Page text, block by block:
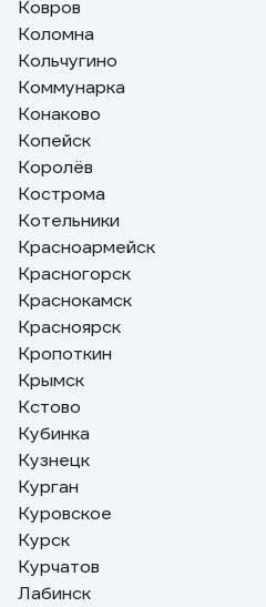
Ковров
Коломна
Кольчугино
Коммунарка
Конаково
Копейск
Королёв
Кострома
Котельники
Красноармейск
Красногорск
Краснокамск
Красноярск
Кропоткин
Крымск
Кстово
Кубинка
Кузнецк
Курган
Куровское
Курск
Курчатов
Лабинск